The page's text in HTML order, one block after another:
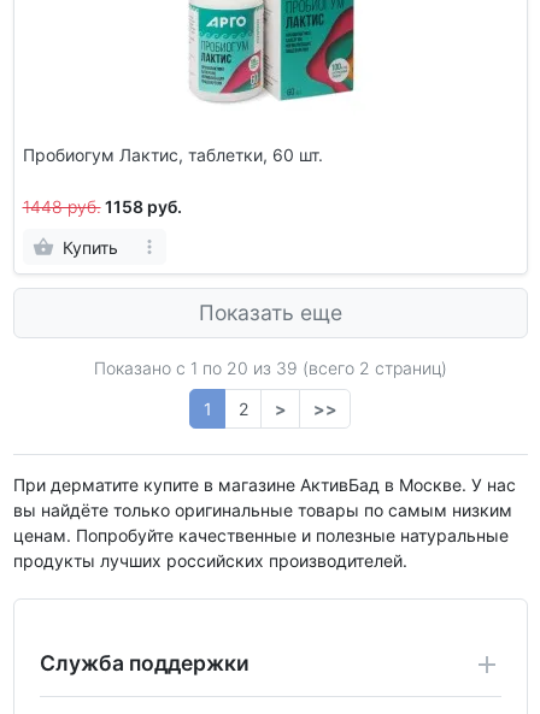
Пробиогум Лактис, таблетки, 60 шт.
1448 руб. 1158 руб.
Купить
Показать еще
Показано с 1 по 20 из 39 (всего 2 страниц)
1
2 > >>
При дерматите купите в магазине АктивБад в Москве. У нас
вы найдёте только оригинальные товары по самым низким
ценам. Попробуйте качественные и полезные натуральные
продукты лучших российских производителей.
Служба поддержки